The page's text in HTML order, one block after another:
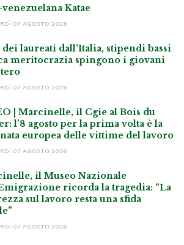
Katae
07 AGOSTO 2026
dei laureati dall’Italia, stipendi bassi
meritocrazia spingono i giovani
07 AGOSTO 2026
| Marcinelle, il Cgie al Bois du
l’8 agosto per la prima volta è la
europea delle vittime del lavoro
07 AGOSTO 2026
il Museo Nazionale
ricorda la tragedia: “La
sul lavoro resta una sfida
07 AGOSTO 2026